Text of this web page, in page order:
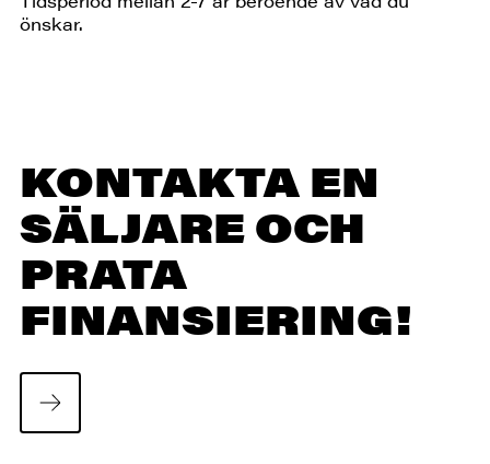
önskar.
KONTAKTA EN
SÄLJARE OCH
PRATA
FINANSIERING!